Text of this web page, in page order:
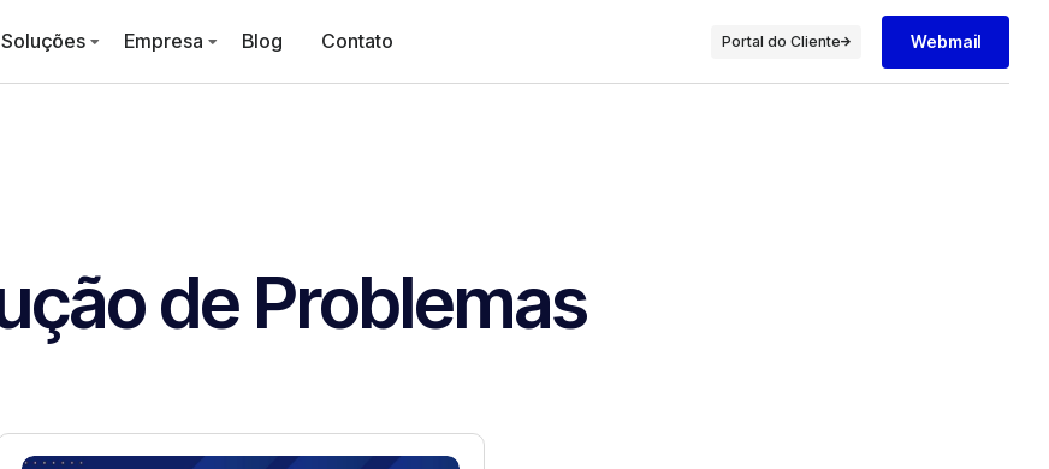
Soluções Empresa Blog Contato Portal do Cliente Webmail
de Problemas